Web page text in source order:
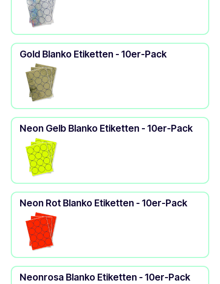
Gold Blanko Etiketten - 10er-Pack
Neon Gelb Blanko Etiketten - 10er-Pack
Neon Rot Blanko Etiketten - 10er-Pack
Neonrosa Blanko Etiketten - 10er-Pack